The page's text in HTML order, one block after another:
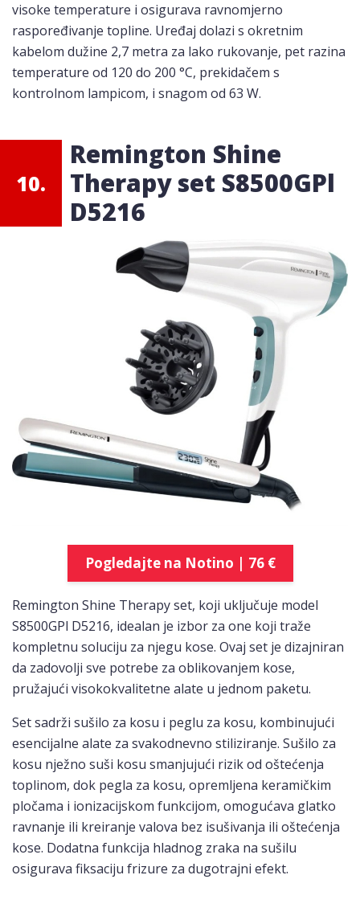
visoke temperature i osigurava ravnomjerno
raspoređivanje topline. Uređaj dolazi s okretnim
kabelom dužine 2,7 metra za lako rukovanje, pet razina
temperature od 120 do 200 °C, prekidačem s
kontrolnom lampicom, i snagom od 63 W.
10.
Remington Shine
Therapy set S8500GPl
D5216
Pogledajte na Notino | 76 €
Remington Shine Therapy set, koji uključuje model
S8500GPl D5216, idealan je izbor za one koji traže
kompletnu soluciju za njegu kose. Ovaj set je dizajniran
da zadovolji sve potrebe za oblikovanjem kose,
pružajući visokokvalitetne alate u jednom paketu.
Set sadrži sušilo za kosu i peglu za kosu, kombinujući
esencijalne alate za svakodnevno stiliziranje. Sušilo za
kosu nježno suši kosu smanjujući rizik od oštećenja
toplinom, dok pegla za kosu, opremljena keramičkim
pločama i ionizacijskom funkcijom, omogućava glatko
ravnanje ili kreiranje valova bez isušivanja ili oštećenja
kose. Dodatna funkcija hladnog zraka na sušilu
osigurava fiksaciju frizure za dugotrajni efekt.